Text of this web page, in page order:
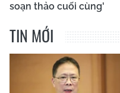
soạn thảo cuối cùng'
TIN MỚI